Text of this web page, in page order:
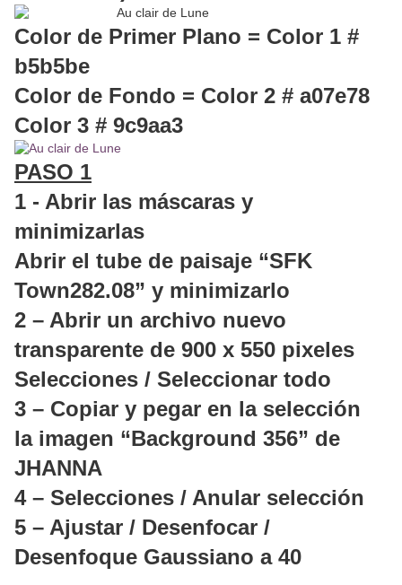
Color de Primer Plano = Color 1 #
b5b5be
Color de Fondo = Color 2 # a07e78
Color 3 # 9c9aa3
PASO 1
1 - Abrir las máscaras y
minimizarlas
Abrir el tube de paisaje “SFK
Town282.08” y minimizarlo
2 – Abrir un archivo nuevo
transparente de 900 x 550 pixeles
Selecciones / Seleccionar todo
3 – Copiar y pegar en la selección
la imagen “Background 356” de
JHANNA
4 – Selecciones / Anular selección
5 – Ajustar / Desenfocar /
Desenfoque Gaussiano a 40